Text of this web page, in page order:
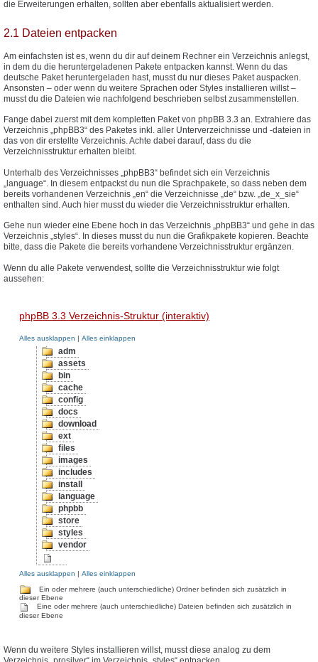
die Erweiterungen erhalten, sollten aber ebenfalls aktualisiert werden.
2.1 Dateien entpacken
Am einfachsten ist es, wenn du dir auf deinem Rechner ein Verzeichnis anlegst,
in dem du die heruntergeladenen Pakete entpacken kannst. Wenn du das
deutsche Paket heruntergeladen hast, musst du nur dieses Paket auspacken.
Ansonsten – oder wenn du weitere Sprachen oder Styles installieren willst –
musst du die Dateien wie nachfolgend beschrieben selbst zusammenstellen.
Fange dabei zuerst mit dem kompletten Paket von phpBB 3.3 an. Extrahiere das
Verzeichnis „phpBB3“ des Paketes inkl. aller Unterverzeichnisse und -dateien in
das von dir erstellte Verzeichnis. Achte dabei darauf, dass du die
Verzeichnisstruktur erhalten bleibt.
Unterhalb des Verzeichnisses „phpBB3“ befindet sich ein Verzeichnis
„language“. In diesem entpackst du nun die Sprachpakete, so dass neben dem
bereits vorhandenen Verzeichnis „en“ die Verzeichnisse „de“ bzw. „de_x_sie“
enthalten sind. Auch hier musst du wieder die Verzeichnisstruktur erhalten.
Gehe nun wieder eine Ebene hoch in das Verzeichnis „phpBB3“ und gehe in das
Verzeichnis „styles“. In dieses musst du nun die Grafikpakete kopieren. Beachte
bitte, dass die Pakete die bereits vorhandene Verzeichnisstruktur ergänzen.
Wenn du alle Pakete verwendest, sollte die Verzeichnisstruktur wie folgt
aussehen:
phpBB 3.3 Verzeichnis-Struktur (interaktiv)
Alles ausklappen | Alles einklappen
adm
assets
bin
cache
config
docs
download
ext
files
images
includes
install
language
phpbb
store
styles
vendor
Alles ausklappen | Alles einklappen
Ein oder mehrere (auch unterschiedliche) Ordner befinden sich zusätzlich in
dieser Ebene
Eine oder mehrere (auch unterschiedliche) Dateien befinden sich zusätzlich in
dieser Ebene
Wenn du weitere Styles installieren willst, musst diese analog zu dem